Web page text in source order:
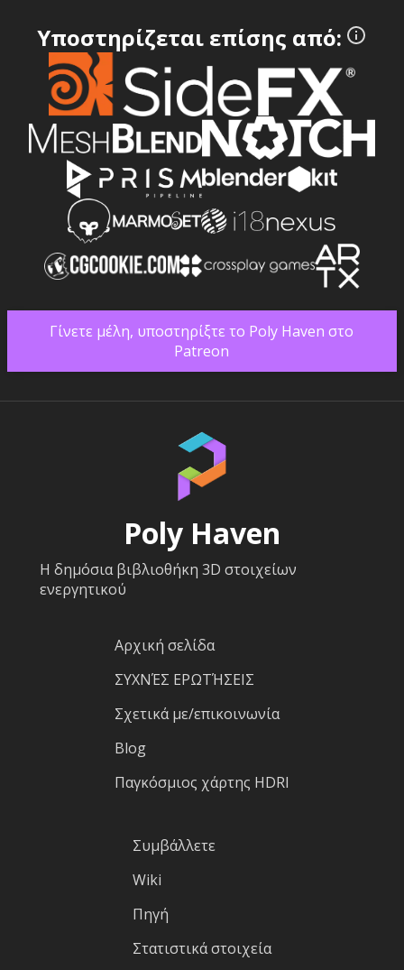
Υποστηρίζεται επίσης από:
Γίνετε μέλη, υποστηρίξτε το Poly Haven στο
Patreon
Poly Haven
Η δημόσια βιβλιοθήκη 3D στοιχείων
ενεργητικού
Αρχική σελίδα
ΣΥΧΝΈΣ ΕΡΩΤΉΣΕΙΣ
Σχετικά με/επικοινωνία
Blog
Παγκόσμιος χάρτης HDRI
Συμβάλλετε
Wiki
Πηγή
Στατιστικά στοιχεία